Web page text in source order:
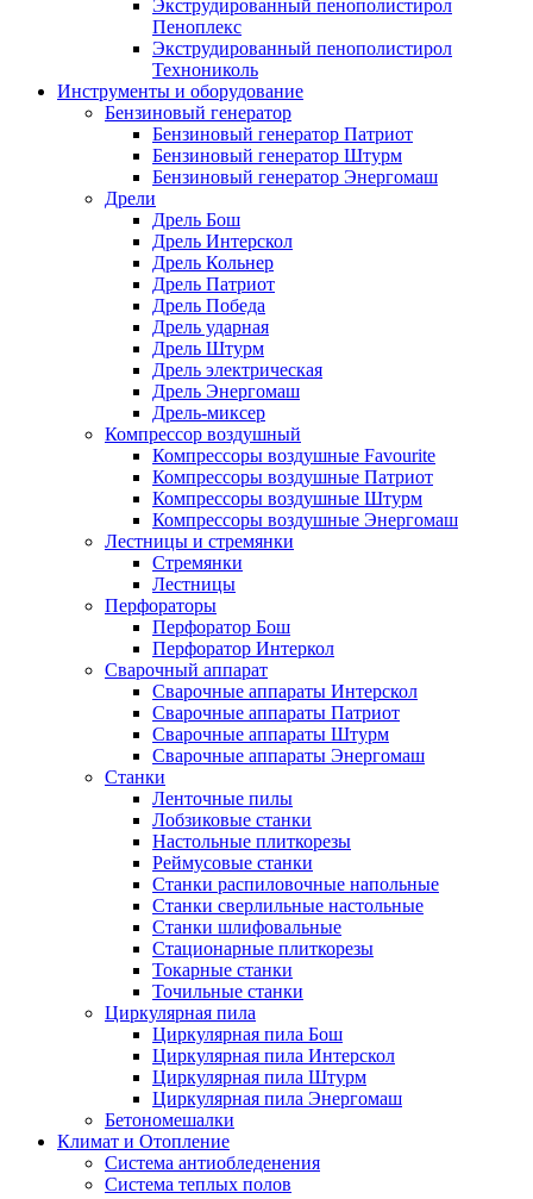
Экструдированный пенополистирол
Пеноплекс
Экструдированный пенополистирол
Технониколь
Инструменты и оборудование
Бензиновый генератор
Бензиновый генератор Патриот
Бензиновый генератор Штурм
Бензиновый генератор Энергомаш
Дрели
Дрель Бош
Дрель Интерскол
Дрель Кольнер
Дрель Патриот
Дрель Победа
Дрель ударная
Дрель Штурм
Дрель электрическая
Дрель Энергомаш
Дрель-миксер
Компрессор воздушный
Компрессоры воздушные Favourite
Компрессоры воздушные Патриот
Компрессоры воздушные Штурм
Компрессоры воздушные Энергомаш
Лестницы и стремянки
Стремянки
Лестницы
Перфораторы
Перфоратор Бош
Перфоратор Интеркол
Сварочный аппарат
Сварочные аппараты Интерскол
Сварочные аппараты Патриот
Сварочные аппараты Штурм
Сварочные аппараты Энергомаш
Станки
Ленточные пилы
Лобзиковые станки
Настольные плиткорезы
Реймусовые станки
Станки распиловочные напольные
Станки сверлильные настольные
Станки шлифовальные
Стационарные плиткорезы
Токарные станки
Точильные станки
Циркулярная пила
Циркулярная пила Бош
Циркулярная пила Интерскол
Циркулярная пила Штурм
Циркулярная пила Энергомаш
Бетономешалки
Климат и Отопление
Система антиобледенения
Система теплых полов